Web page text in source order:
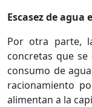
Escasez de agua
Por otra parte,
concretas que
consumo de
racionamiento
alimentan a la